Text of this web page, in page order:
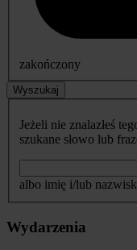
zakończony
Wyszukaj
Jeżeli nie znalazłeś
szukane słowo lub
albo imię i/lub
Wydarzenia